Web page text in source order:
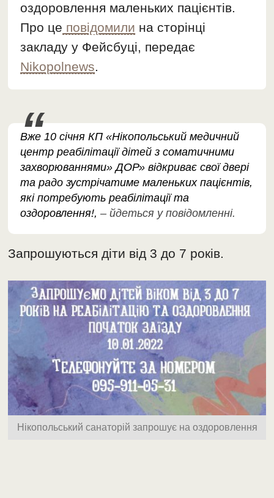
оздоровлення маленьких пацієнтів.
Про це повідомили на сторінці
закладу у Фейсбуці, передає
Nikopolnews.
Вже 10 січня КП «Нікопольський медичний
центр реабілітації дітей з соматичними
захворюваннями» ДОР» відкриває свої двері
та радо зустрічатиме маленьких пацієнтів,
які потребують реабілітації та
оздоровлення!,– йдеться у повідомленні.
Запрошуються діти від 3 до 7 років.
Нікопольський санаторій запрошує на оздоровлення